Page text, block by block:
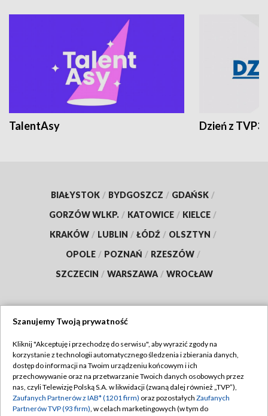
TalentAsy Dzień z TVP3
BIAŁYSTOK / BYDGOSZCZ / GDAŃSK /
GORZÓW WLKP. / KATOWICE / KIELCE /
KRAKÓW / LUBLIN / ŁÓDŹ / OLSZTYN /
OPOLE / POZNAŃ / RZESZÓW /
SZCZECIN / WARSZAWA / WROCŁAW
TVP
Abonament TVP
Emisja w TVP
Regulamin TVP
Polityka prywatności
Szanujemy Twoją prywatność
Kliknij "Akceptuję i przechodzę do serwisu", aby wyrazić zgody na
korzystanie z technologii automatycznego śledzenia i zbierania danych,
dostęp do informacji na Twoim urządzeniu końcowym i ich
przechowywanie oraz na przetwarzanie Twoich danych osobowych przez
nas, czyli Telewizję Polską S.A. w likwidacji (zwaną dalej również „TVP”),
Zaufanych Partnerów z IAB* (1201 firm) oraz pozostałych Zaufanych
Partnerów TVP (93 firm), w celach marketingowych (w tym do